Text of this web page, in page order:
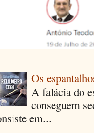
Os
A falácia do
conseguem
em...